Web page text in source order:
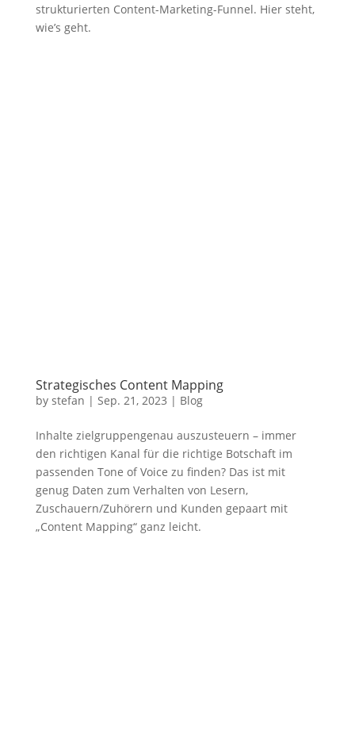
strukturierten Content-Marketing-Funnel. Hier steht,
wie’s geht.
Strategisches Content Mapping
by stefan | Sep. 21, 2023 | Blog
Inhalte zielgruppengenau auszusteuern – immer
den richtigen Kanal für die richtige Botschaft im
passenden Tone of Voice zu finden? Das ist mit
genug Daten zum Verhalten von Lesern,
Zuschauern/Zuhörern und Kunden gepaart mit
„Content Mapping“ ganz leicht.